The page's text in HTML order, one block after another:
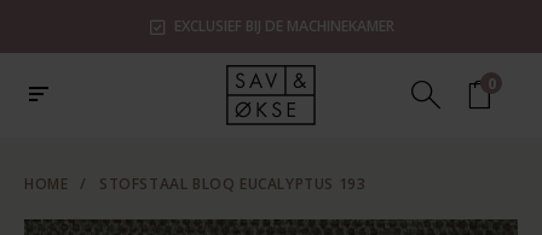
EXCLUSIEF BIJ DE MACHINEKAMER
0
HOME / STOFSTAAL BLOQ EUCALYPTUS 193